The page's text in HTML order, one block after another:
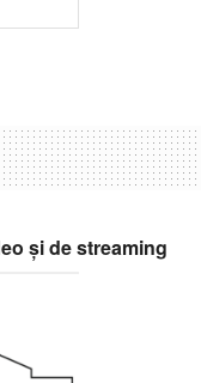
și de streaming